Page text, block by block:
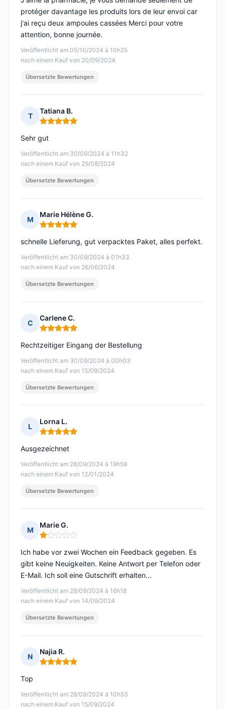
Veröffentlicht am 05/10/2024 à 10h25
nach einem Kauf von 20/09/2024
protéger davantage les produits lors de leur envoi car
j'ai reçu deux ampoules cassées Merci pour votre
attention, bonne journée.
Übersetzte Bewertungen
T
Tatiana B.
Hinweis: 5 von 5
Veröffentlicht am 30/09/2024 à 11h32
nach einem Kauf von 29/08/2024
Sehr gut
Übersetzte Bewertungen
M
Marie Hélène G.
Hinweis: 5 von 5
Veröffentlicht am 30/09/2024 à 01h33
nach einem Kauf von 26/06/2024
schnelle Lieferung, gut verpacktes Paket, alles perfekt.
Übersetzte Bewertungen
C
Carlene C.
Hinweis: 5 von 5
Veröffentlicht am 30/09/2024 à 00h03
nach einem Kauf von 15/09/2024
Rechtzeitiger Eingang der Bestellung
Übersetzte Bewertungen
L
Lorna L.
Hinweis: 5 von 5
Veröffentlicht am 28/09/2024 à 19h58
nach einem Kauf von 12/01/2024
Ausgezeichnet
Übersetzte Bewertungen
M
Marie G.
Hinweis: 1 von 5
Veröffentlicht am 28/09/2024 à 16h18
nach einem Kauf von 14/09/2024
Ich habe vor zwei Wochen ein Feedback gegeben. Es
gibt keine Neuigkeiten. Keine Antwort per Telefon oder
E-Mail. Ich soll eine Gutschrift erhalten...
Übersetzte Bewertungen
N
Najia R.
Hinweis: 5 von 5
Veröffentlicht am 28/09/2024 à 10h53
nach einem Kauf von 15/09/2024
Top